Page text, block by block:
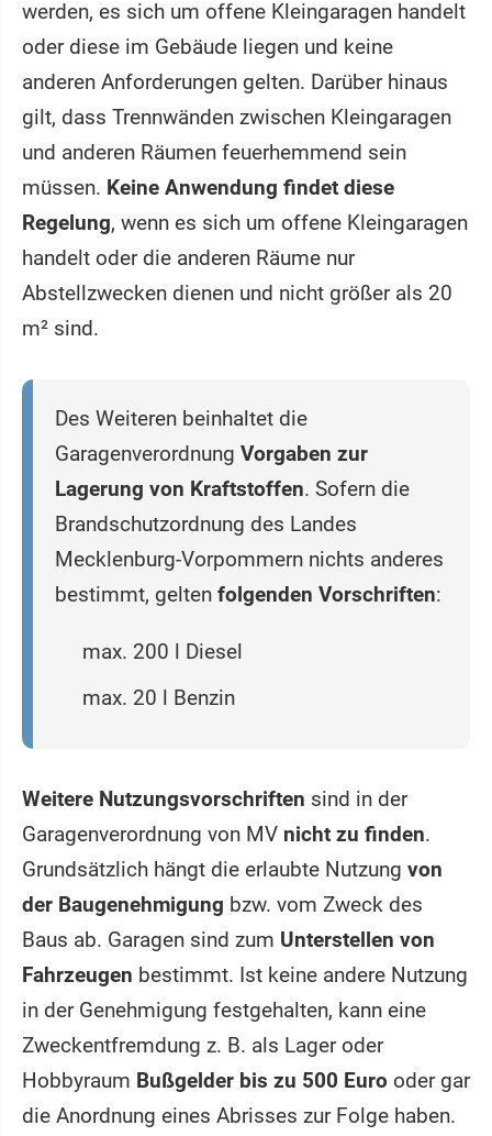
werden, es sich um offene Kleingaragen handelt
oder diese im Gebäude liegen und keine
anderen Anforderungen gelten. Darüber hinaus
gilt, dass Trennwänden zwischen Kleingaragen
und anderen Räumen feuerhemmend sein
müssen. Keine Anwendung findet diese
Regelung, wenn es sich um offene Kleingaragen
handelt oder die anderen Räume nur
Abstellzwecken dienen und nicht größer als 20
m² sind.
Des Weiteren beinhaltet die
Garagenverordnung Vorgaben zur
Lagerung von Kraftstoffen. Sofern die
Brandschutzordnung des Landes
Mecklenburg-Vorpommern nichts anderes
bestimmt, gelten folgenden Vorschriften:
max. 200 l Diesel
max. 20 l Benzin
Weitere Nutzungsvorschriften sind in der
Garagenverordnung von MV nicht zu finden.
Grundsätzlich hängt die erlaubte Nutzung von
der Baugenehmigung bzw. vom Zweck des
Baus ab. Garagen sind zum Unterstellen von
Fahrzeugen bestimmt. Ist keine andere Nutzung
in der Genehmigung festgehalten, kann eine
Zweckentfremdung z. B. als Lager oder
Hobbyraum Bußgelder bis zu 500 Euro oder gar
die Anordnung eines Abrisses zur Folge haben.